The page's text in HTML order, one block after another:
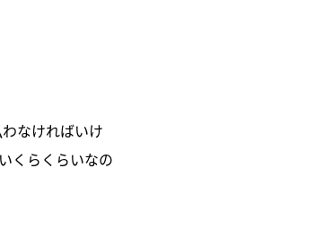
なければいけ
くらくらいなの